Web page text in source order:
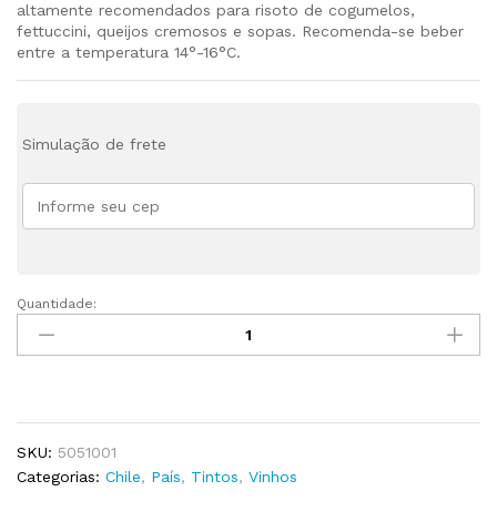
altamente recomendados para risoto de cogumelos,
fettuccini, queijos cremosos e sopas. Recomenda-se beber
entre a temperatura 14°-16°C.
Simulação de frete
VINHO
MOUNTAIN
GRAN
750ML
quantity
Quantidade:
SKU: 5051001
Categorias: Chile, País, Tintos, Vinhos